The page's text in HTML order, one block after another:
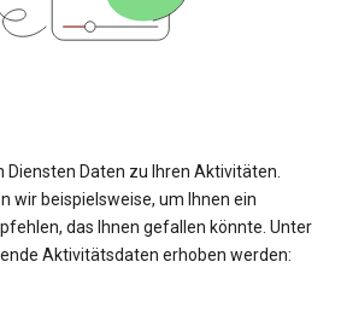
Diensten Daten zu Ihren Aktivitäten.
wir beispielsweise, um Ihnen ein
das Ihnen gefallen könnte. Unter
Aktivitätsdaten erhoben werden: